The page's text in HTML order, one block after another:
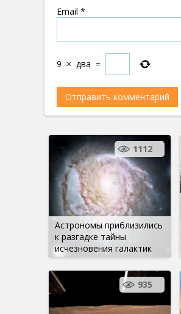
Email *
9 × два =
Астрономы приблизились
к разгадке тайны
исчезновения галактик
1112
935